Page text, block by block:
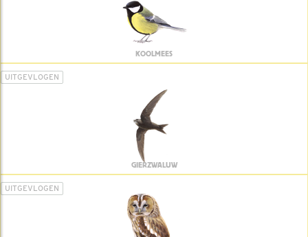
KOOLMEES
UITGEVLOGEN
GIERZWALUW
UITGEVLOGEN